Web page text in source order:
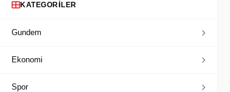
KATEGORILER
Gundem
Ekonomi
Spor